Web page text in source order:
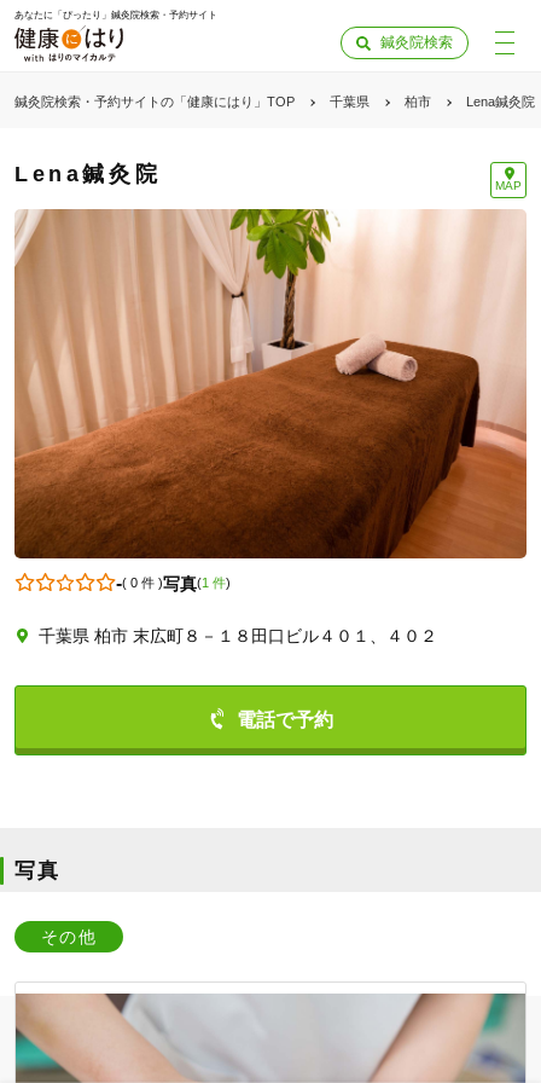
あなたに「ぴったり」鍼灸院検索・予約サイト
鍼灸院検索
鍼灸院検索・予約サイトの「健康にはり」TOP 千葉県 柏市 Lena鍼灸院
Lena鍼灸院 MAP
-( 0 件)写真(1 件)
千葉県 柏市 末広町８－１８田口ビル４０１、４０２
写真
その他
「健康にはりを見た」
0471897033